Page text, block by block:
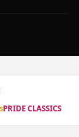
PRIDE CLASSICS